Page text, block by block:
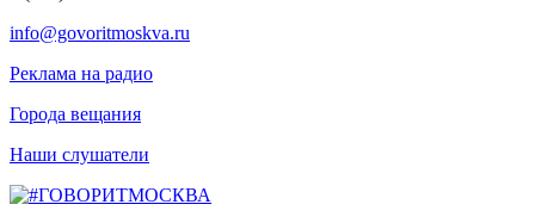
info@govoritmoskva.ru
Реклама на радио
Города вещания
Наши слушатели